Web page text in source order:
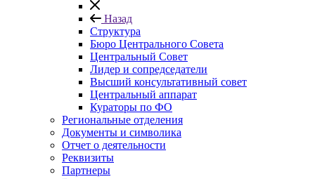
Назад
Структура
Бюро Центрального Совета
Центральный Совет
Лидер и сопредседатели
Высший консультативный совет
Центральный аппарат
Кураторы по ФО
Региональные отделения
Документы и символика
Отчет о деятельности
Реквизиты
Партнеры